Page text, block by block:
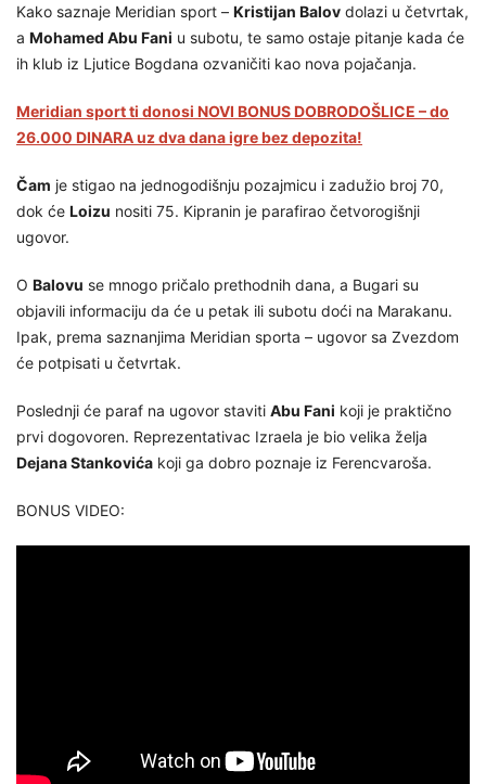
Kako saznaje Meridian sport – Kristijan Balov dolazi u četvrtak,
a Mohamed Abu Fani u subotu, te samo ostaje pitanje kada će
ih klub iz Ljutice Bogdana ozvaničiti kao nova pojačanja.
Meridian sport ti donosi NOVI BONUS DOBRODOŠLICE – do
26.000 DINARA uz dva dana igre bez depozita!
Čam je stigao na jednogodišnju pozajmicu i zadužio broj 70,
dok će Loizu nositi 75. Kipranin je parafirao četvorogišnji
ugovor.
O Balovu se mnogo pričalo prethodnih dana, a Bugari su
objavili informaciju da će u petak ili subotu doći na Marakanu.
Ipak, prema saznanjima Meridian sporta – ugovor sa Zvezdom
će potpisati u četvrtak.
Poslednji će paraf na ugovor staviti Abu Fani koji je praktično
prvi dogovoren. Reprezentativac Izraela je bio velika želja
Dejana Stankovića koji ga dobro poznaje iz Ferencvaroša.
BONUS VIDEO: